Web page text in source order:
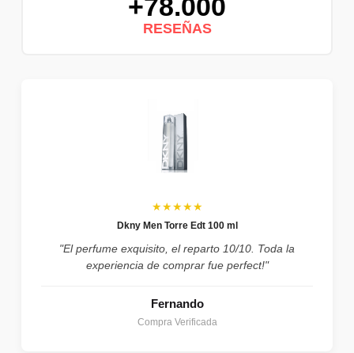
+78.000
RESEÑAS
★★★★★
Dkny Men Torre Edt 100 ml
"El perfume exquisito, el reparto 10/10. Toda la
experiencia de comprar fue perfect!"
Fernando
Compra Verificada